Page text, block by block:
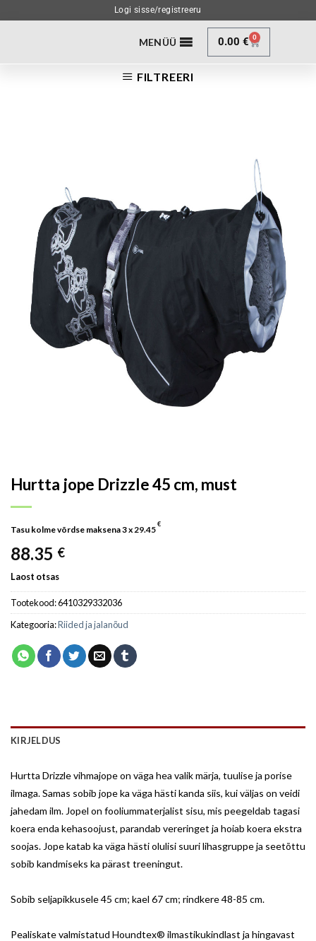
Logi sisse/registreeru
MENÜÜ 0.00€ 0
FILTREERI
Hurtta jope Drizzle 45 cm, must
Tasu kolme võrdse maksena 3 x29.45
€
88.35 €
Laost otsas
Tootekood:6410329332036
Kategooria:Riided ja jalanõud
KIRJELDUS
Hurtta Drizzle vihmajope on väga hea valik märja, tuulise ja porise
ilmaga. Samas sobib jope ka väga hästi kanda siis, kui väljas on veidi
jahedam ilm. Jopel on fooliummaterjalist sisu, mis peegeldab tagasi
koera enda kehasoojust, parandab vereringet ja hoiab koera ekstra
soojas. Jope katab ka väga hästi olulisi suuri lihasgruppe ja seetõttu
sobib kandmiseks ka pärast treeningut.
Sobib seljapikkusele 45 cm; kael 67 cm; rindkere 48-85 cm.
Pealiskate valmistatud Houndtex® ilmastikukindlast ja hingavast